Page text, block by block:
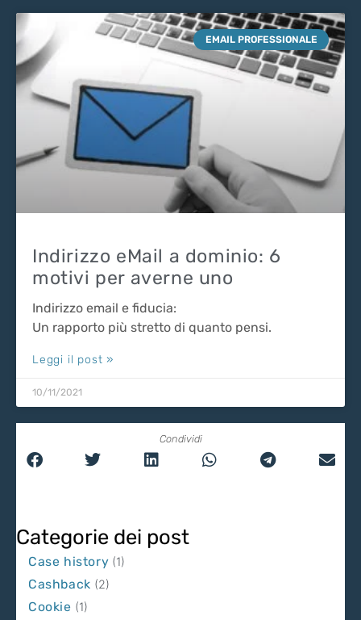
EMAIL PROFESSIONALE
Indirizzo eMail a dominio: 6
motivi per averne uno
Indirizzo email e fiducia:
Un rapporto più stretto di quanto pensi.
Leggi il post »
10/11/2021
Condividi
Categorie dei post
Case history (1)
Cashback (2)
Cookie (1)